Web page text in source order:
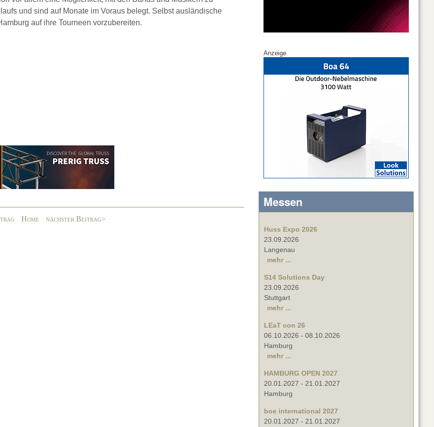
und sind auf Monate im Voraus belegt. Selbst ausländische
auf ihre Tourneen vorzubereiten.
Home nächster Beitrag>
Anzeige
Messen
Huss Expo 2026
23.09.2026
Langenau
mehr ...
S14 Solutions Day
23.09.2026
Stuttgart
mehr ...
LEaT con 26
06.10.2026 - 08.10.2026
Hamburg
mehr ...
HAMBURG OPEN 2027
20.01.2027 - 21.01.2027
Hamburg
boe international 2027
20.01.2027 - 21.01.2027